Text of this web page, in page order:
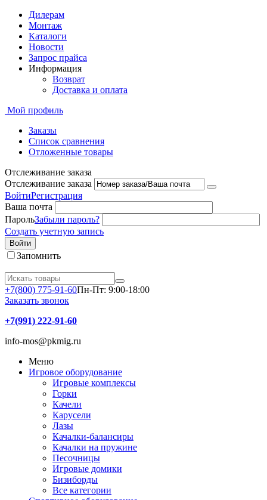
Дилерам
Монтаж
Каталоги
Новости
Запрос прайса
Информация
Возврат
Доставка и оплата
Мой профиль
Заказы
Список сравнения
Отложенные товары
Отслеживание заказа
Отслеживание заказа
ВойтиРегистрация
Ваша почта
ПарольЗабыли пароль?
Создать учетную запись
Войти
Запомнить
+7(800) 775-91-60Пн-Пт: 9:00-18:00
Заказать звонок
+7(991) 222-91-60
info-mos@pkmig.ru
Меню
Игровое оборудование
Игровые комплексы
Горки
Качели
Карусели
Лазы
Качалки-балансиры
Качалки на пружине
Песочницы
Игровые домики
Бизиборды
Все категории